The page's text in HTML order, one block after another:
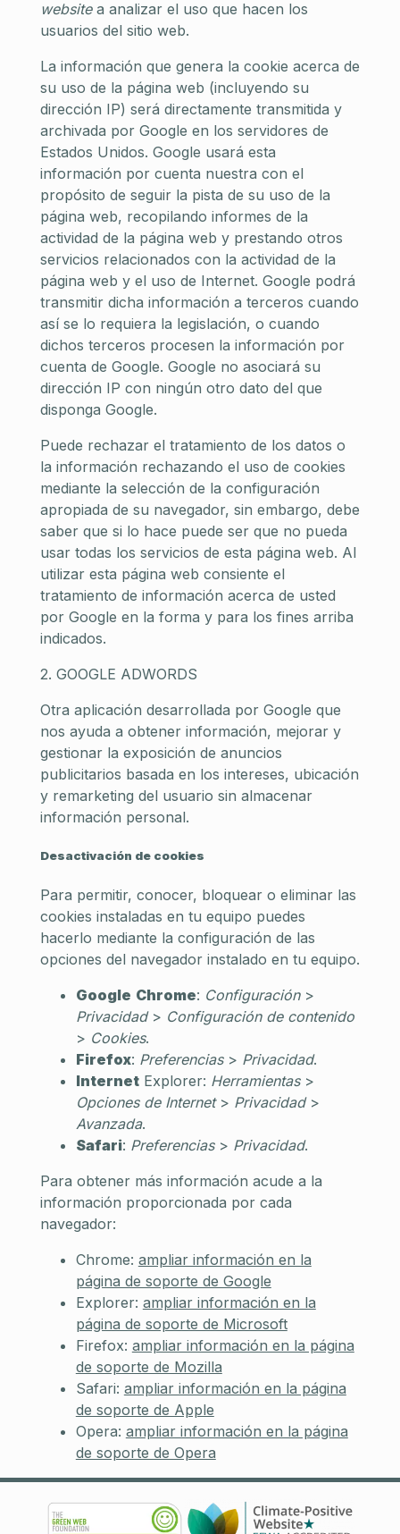
websitea analizar el uso que hacen los
usuarios del sitio web.
La información que genera la cookie acerca de
su uso de la página web (incluyendo su
dirección IP) será directamente transmitida y
archivada por Google en los servidores de
Estados Unidos. Google usará esta
información por cuenta nuestra con el
propósito de seguir la pista de su uso de la
página web, recopilando informes de la
actividad de la página web y prestando otros
servicios relacionados con la actividad de la
página web y el uso de Internet. Google podrá
transmitir dicha información a terceros cuando
así se lo requiera la legislación, o cuando
dichos terceros procesen la información por
cuenta de Google. Google no asociará su
dirección IP con ningún otro dato del que
disponga Google.
Puede rechazar el tratamiento de los datos o
la información rechazando el uso de cookies
mediante la selección de la configuración
apropiada de su navegador, sin embargo, debe
saber que si lo hace puede ser que no pueda
usar todas los servicios de esta página web. Al
utilizar esta página web consiente el
tratamiento de información acerca de usted
por Google en la forma y para los fines arriba
indicados.
2. GOOGLE ADWORDS
Otra aplicación desarrollada por Google que
nos ayuda a obtener información, mejorar y
gestionar la exposición de anuncios
publicitarios basada en los intereses, ubicación
y remarketing del usuario sin almacenar
información personal.
Desactivación de cookies
Para permitir, conocer, bloquear o eliminar las
cookies instaladas en tu equipo puedes
hacerlo mediante la configuración de las
opciones del navegador instalado en tu equipo.
Google Chrome: Configuración>
Privacidad> Configuración de contenido
> Cookies.
Firefox: Preferencias> Privacidad.
InternetExplorer: Herramientas>
Opciones de Internet> Privacidad>
Avanzada.
Safari: Preferencias> Privacidad.
Para obtener más información acude a la
información proporcionada por cada
navegador:
Chrome: ampliar información en la
página de soporte de Google
Explorer: ampliar información en la
página de soporte de Microsoft
Firefox: ampliar información en la página
de soporte de Mozilla
Safari: ampliar información en la página
de soporte de Apple
Opera: ampliar información en la página
de soporte de Opera